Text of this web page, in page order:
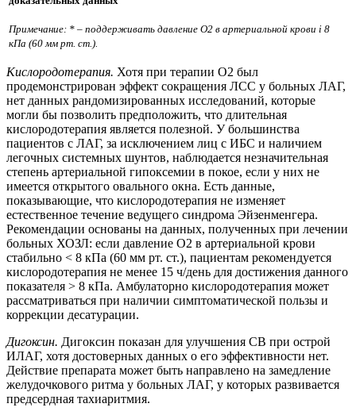
Примечание: * – поддерживать давление О2 в артериальной крови і 8
кПа (60 мм рт. ст.).
Кислородотерапия. Хотя при терапии O2 был
продемонстрирован эффект сокращения ЛСС у больных ЛАГ,
нет данных рандомизированных исследований, которые
могли бы позволить предположить, что длительная
кислородотерапия является полезной. У большинства
пациентов с ЛАГ, за исключением лиц с ИБС и наличием
легочных системных шунтов, наблюдается незначительная
степень артериальной гипоксемии в покое, если у них не
имеется открытого овального окна. Есть данные,
показывающие, что кислородотерапия не изменяет
естественное течение ведущего синдрома Эйзенменгера.
Рекомендации основаны на данных, полученных при лечении
больных ХОЗЛ: если давление O2 в артериальной крови
стабильно < 8 кПа (60 мм рт. ст.), пациентам рекомендуется
кислородотерапия не менее 15 ч/день для достижения данного
показателя > 8 кПа. Амбулаторно кислородотерапия может
рассматриваться при наличии симптоматической пользы и
коррекции десатурации.
Дигоксин. Дигоксин показан для улучшения СВ при острой
ИЛАГ, хотя достоверных данных о его эффективности нет.
Действие препарата может быть направлено на замедление
желудочкового ритма у больных ЛАГ, у которых развивается
предсердная тахиаритмия.